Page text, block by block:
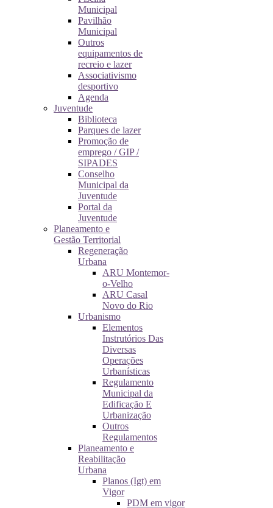
Municipal
Pavilhão
Municipal
Outros
equipamentos de
recreio e lazer
Associativismo
desportivo
Agenda
Juventude
Biblioteca
Parques de lazer
Promoção de
emprego / GIP /
SIPADES
Conselho
Municipal da
Juventude
Portal da
Juventude
Planeamento e
Gestão Territorial
Regeneração
Urbana
ARU Montemor-
o-Velho
ARU Casal
Novo do Rio
Urbanismo
Elementos
Instrutórios Das
Diversas
Operações
Urbanísticas
Regulamento
Municipal da
Edificação E
Urbanização
Outros
Regulamentos
Planeamento e
Reabilitação
Urbana
Planos (Igt) em
Vigor
PDM em vigor